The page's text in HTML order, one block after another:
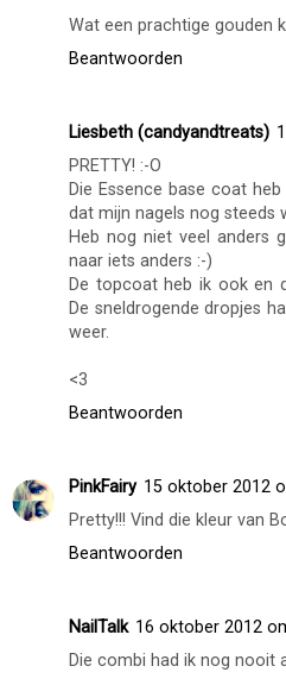
beautyforgirls
15 oktober
Het goude lakje is prachtig.
Liefs, xxx
Anoniem
15 oktober 2012
Wat een prachtige gouden
Beantwoorden
Liesbeth (candyandtreats)
Die Essence base coat
Heb nog niet veel anders
De sneldrogende dropjes
weer.
<3
PinkFairy 15 oktober 2012